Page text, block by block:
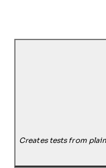
Creates tests from